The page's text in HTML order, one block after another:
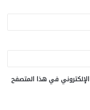
في هذا المتصفح